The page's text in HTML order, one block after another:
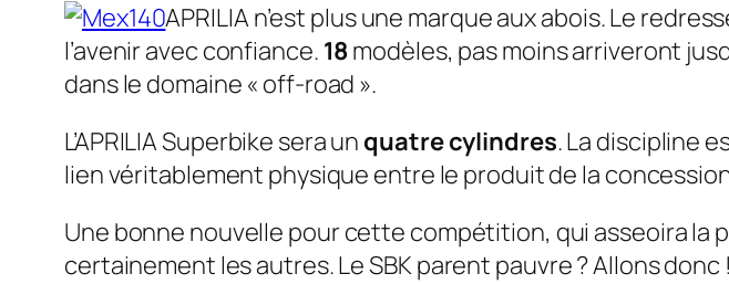
APRILIA n’est plus une marque aux abois. Le
l’avenir avec confiance. 18modèles, pas moins arriveront
dans le domaine « off-road ».
L’APRILIA Superbike sera un quatre cylindres. La discipline
lien véritablement physique entre le produit de la
Une bonne nouvelle pour cette compétition, qui asseoira la
certainement les autres. Le SBK parent pauvre ? Allons donc !